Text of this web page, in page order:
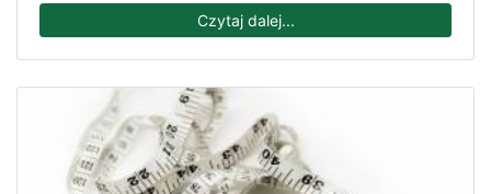
Czytaj dalej...